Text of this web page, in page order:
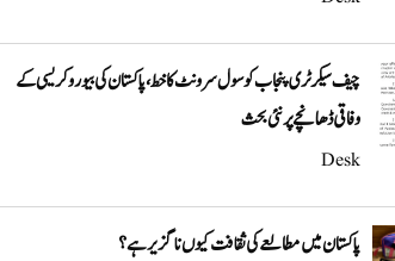
چیف سیکرٹری پنجاب کو سول سرونٹ کا خط، پاکستان کی بیوروکریسی کے
وفاقی ڈھانچے پر نئی بحث
Desk
پاکستان میں مطالعے کی ثقافت کیوں ناگزیر ہے؟